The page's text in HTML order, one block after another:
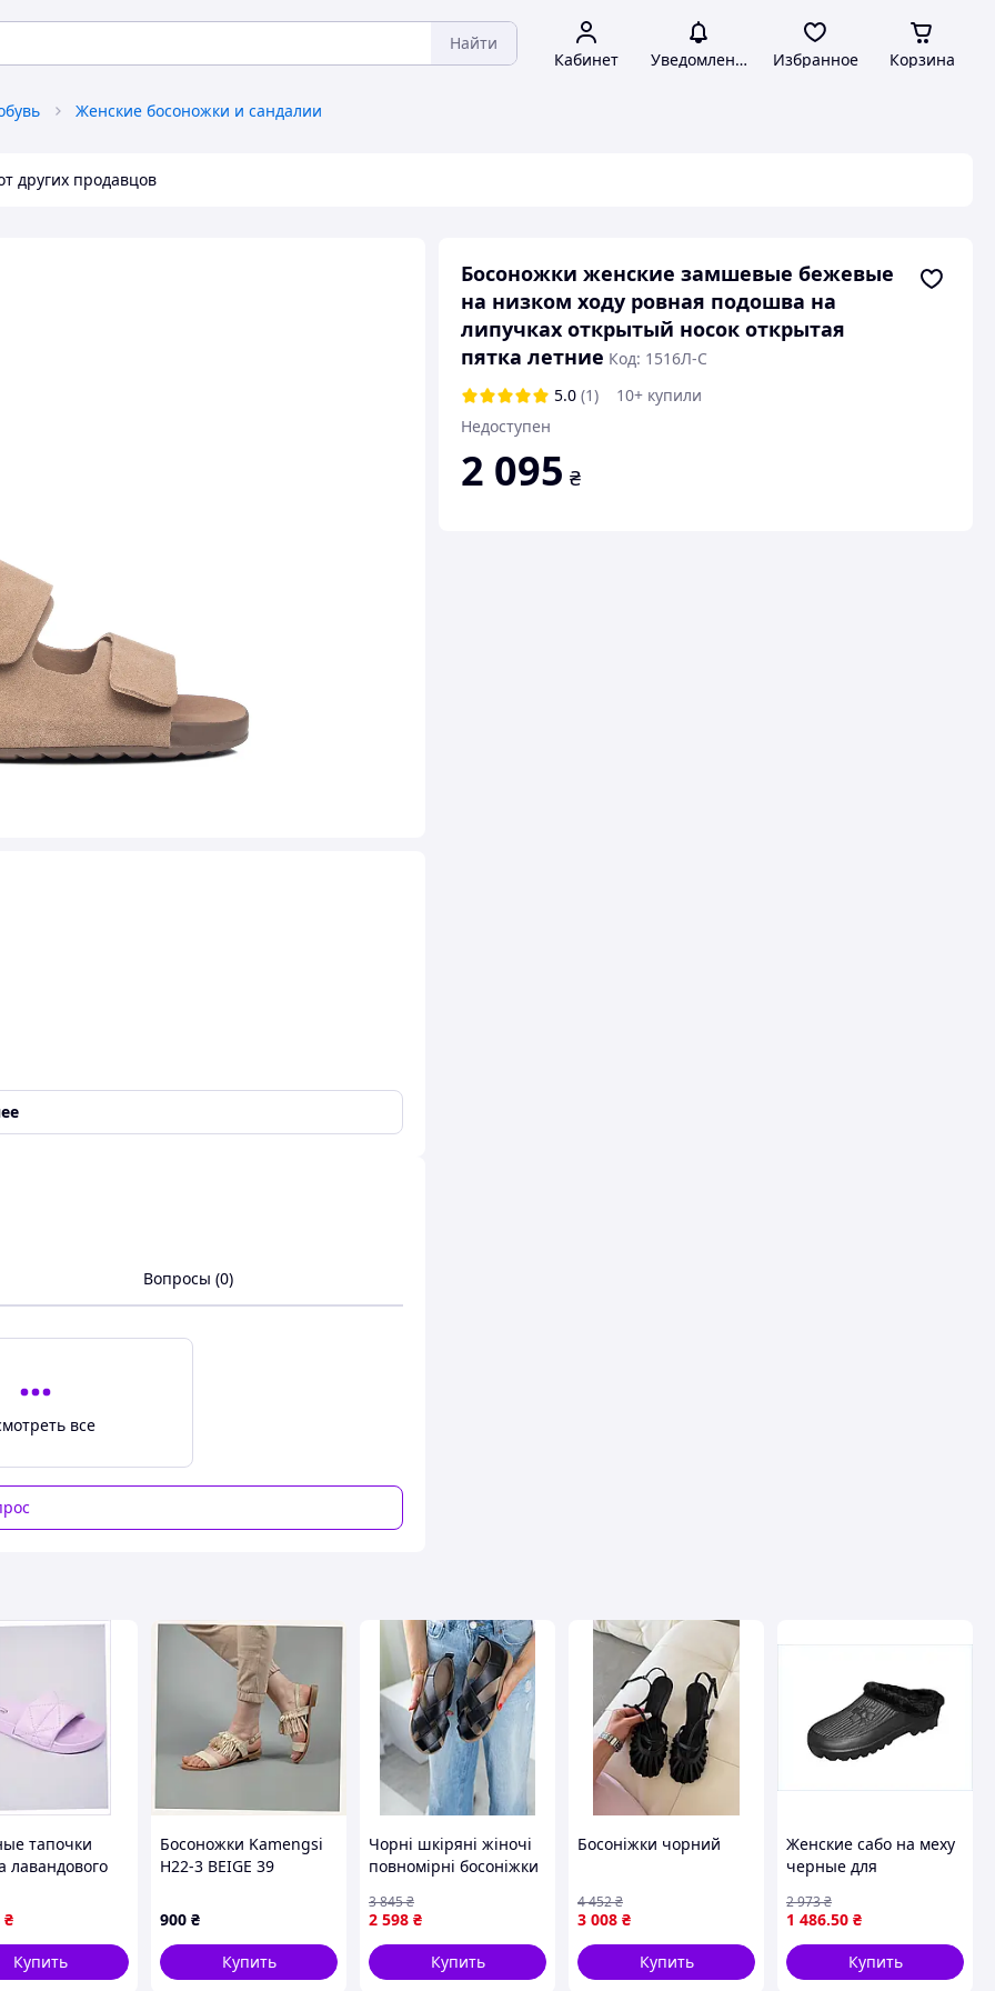
Найти
Кабинет Уведомления Избранное Корзина
Женские босоножки и сандалии
других продавцов
Босоножки женские замшевые бежевые
на низком ходу ровная подошва на
липучках открытый носок открытая
пятка летние Код: 1516Л-С
5.0 (1)
10+ купили
Недоступен
2 095 ₴
Вопросы (0)
все
тапочки
лавандового
₴
Купить
Босоножки Kamengsi
H22-3 BEIGE 39
CC654396K6
900 ₴
Купить
Чорні шкіряні жіночі
повномірні босоніжки
2 598 ₴
3 845₴
Купить
Босоніжки чорний
3 008 ₴
4 452₴
Купить
Женские сабо на меху
черные для
использования арт.А
11 ТМ SL
1 486.50 ₴
2 973₴
Купить